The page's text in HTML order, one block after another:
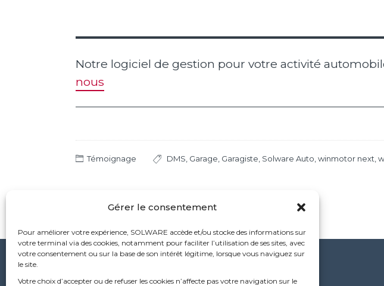
Gérer le consentement
Pour améliorer votre expérience, SOLWARE accède et/ou stocke des informations sur
votre terminal via des cookies, notamment pour faciliter l’utilisation de ses sites, avec
votre consentement ou sur la base de son intérêt légitime, lorsque vous naviguez sur
le site.
Votre choix d’accepter ou de refuser les cookies n’affecte pas votre navigation sur le
Notre logiciel de gestion pour votre activité
nous
Témoignage DMS Garage Garagiste Solware Auto winmotor next
navigation
Siège Social